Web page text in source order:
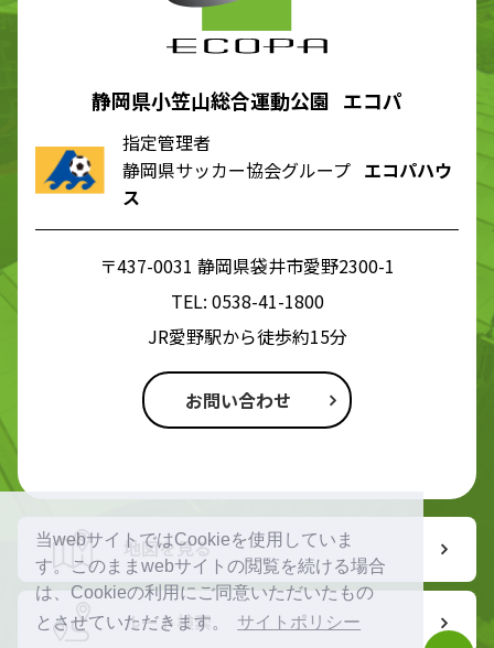
当webサイトではCookieを使用していま
す。このままwebサイトの閲覧を続ける場合
は、Cookieの利用にご同意いただいたもの
とさせていただきます。
サイトポリシー
静岡県小笠山総合運動公園 エコパ
指定管理者
静岡県サッカー協会グループ エコパハウ
ス
〒437-0031 静岡県袋井市愛野2300-1
TEL: 0538-41-1800
JR愛野駅から徒歩約15分
お問い合わせ
地図を見る
ルート検索